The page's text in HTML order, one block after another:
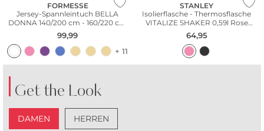
FORMESSE
Jersey-Spannleintuch BELLA
DONNA 140/200 cm - 160/220 cm
Weiss
99,99
+ 11
STANLEY
Isolierflasche - Thermosflasche
VITALIZE SHAKER 0,59l Rose
Quatz
64,95
Get the Look
DAMEN HERREN